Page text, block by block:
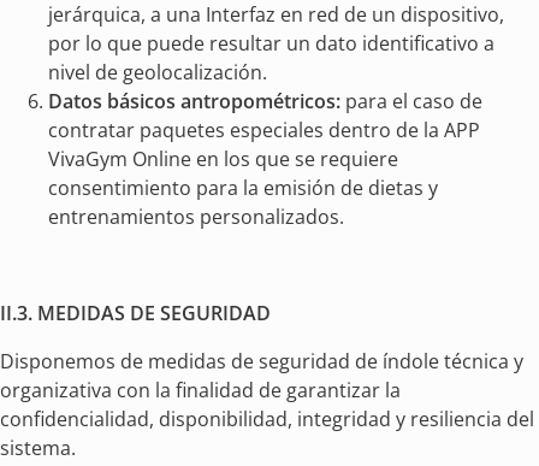
jerárquica, a una Interfaz en red de un dispositivo,
por lo que puede resultar un dato identificativo a
nivel de geolocalización.
Datos básicos antropométricos: para el caso de
contratar paquetes especiales dentro de la APP
VivaGym Online en los que se requiere
consentimiento para la emisión de dietas y
entrenamientos personalizados.
II.3. MEDIDAS DE SEGURIDAD
Disponemos de medidas de seguridad de índole técnica y
organizativa con la finalidad de garantizar la
confidencialidad, disponibilidad, integridad y resiliencia del
sistema.